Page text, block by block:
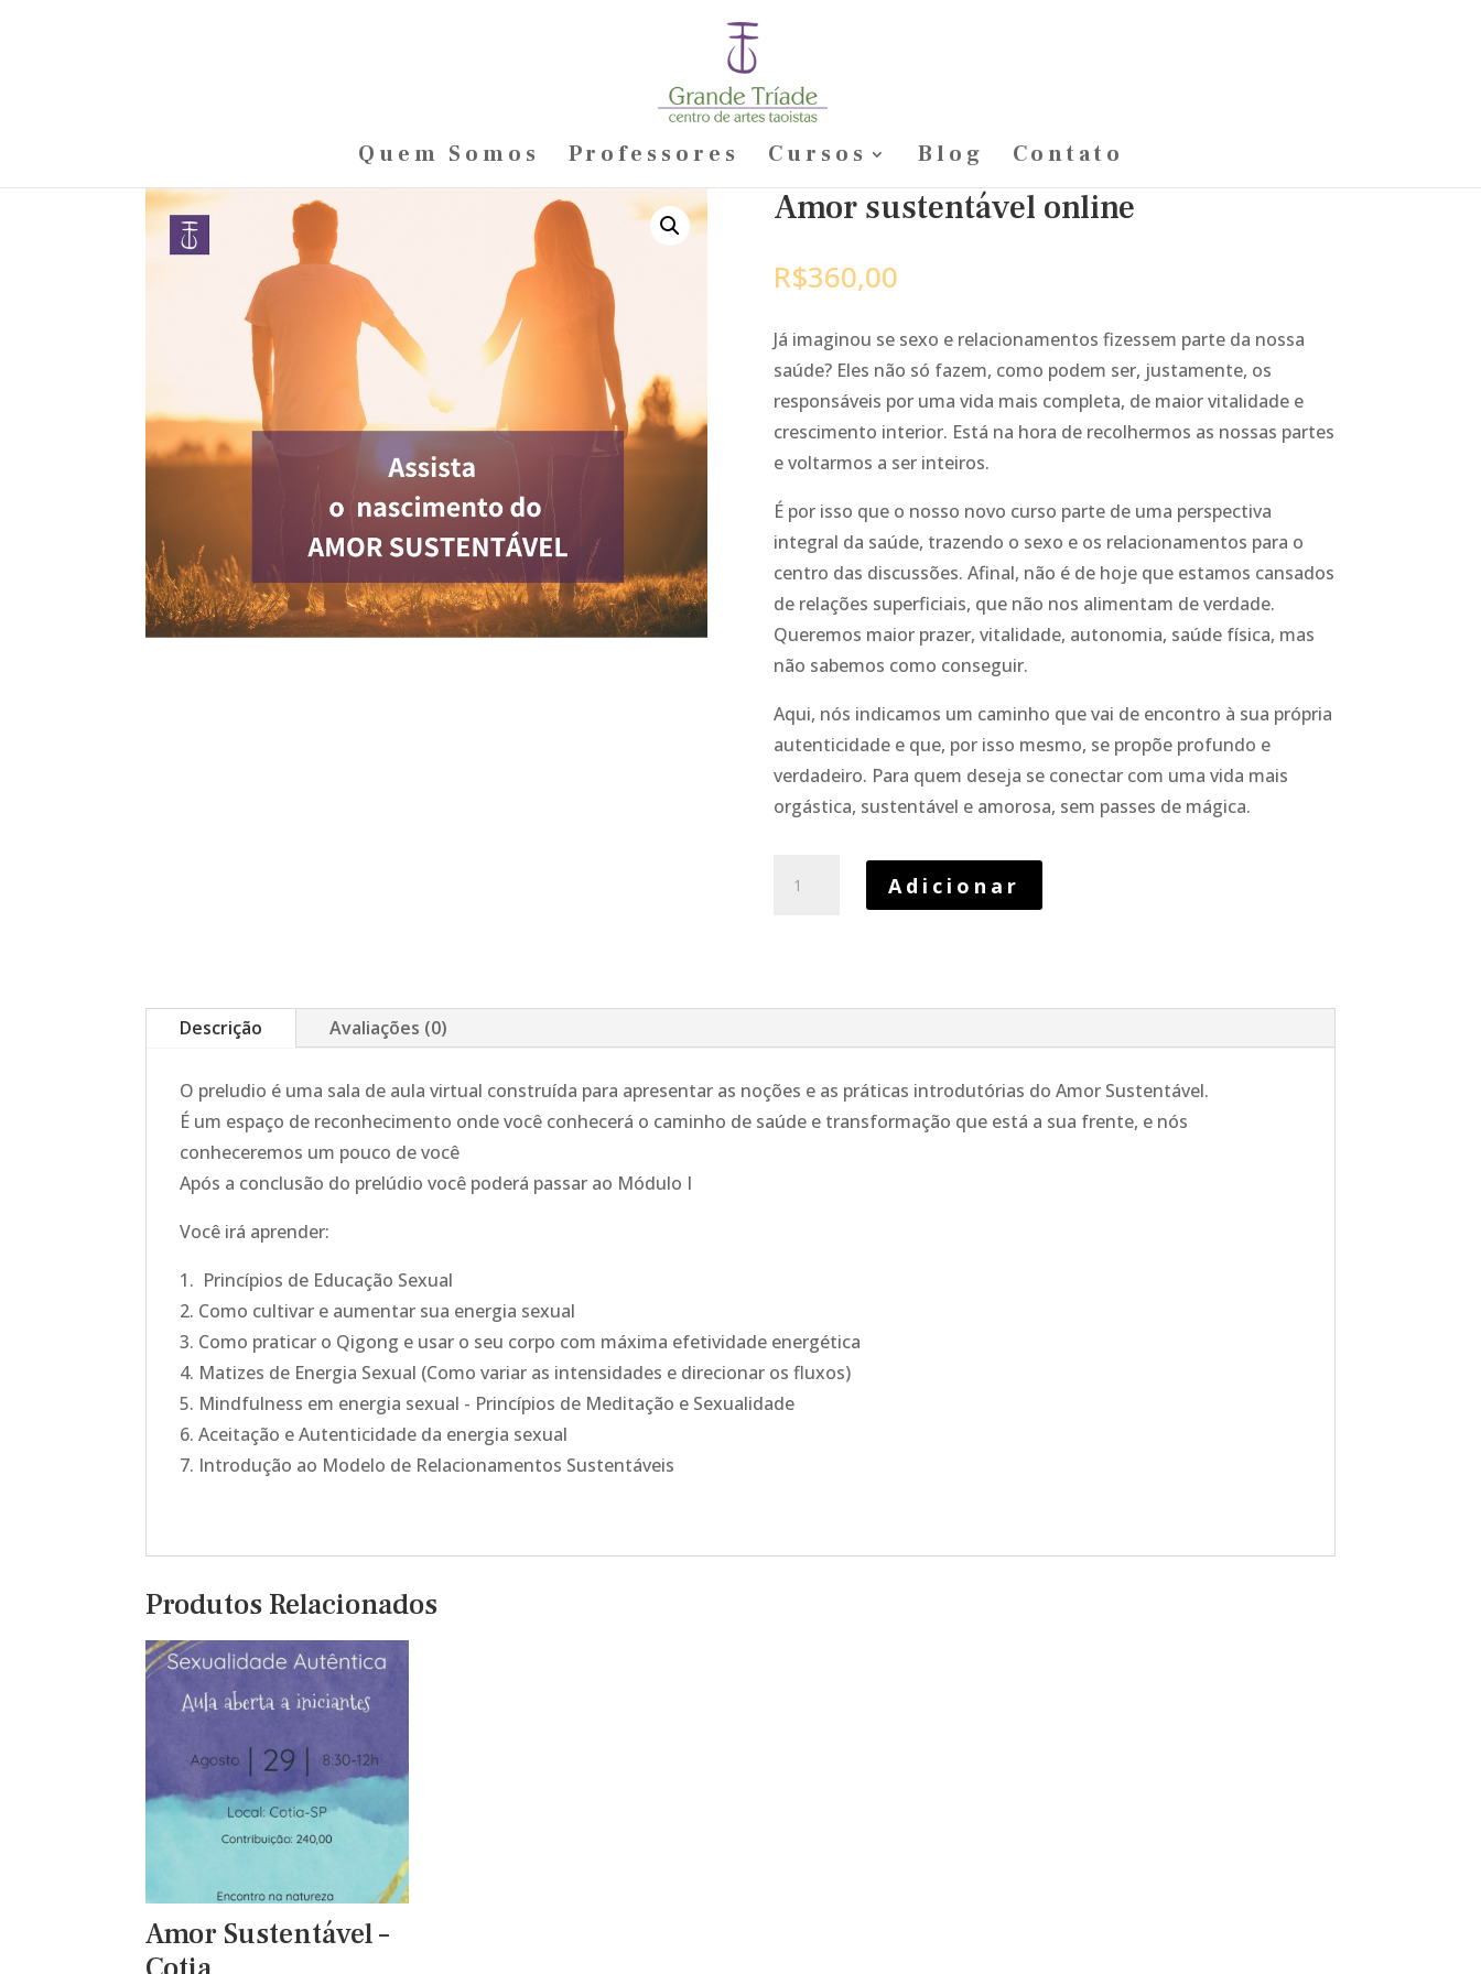
Quem Somos Professores Cursos Blog Contato
Amor sustentável online
R$360,00
Já imaginou se sexo e relacionamentos fizessem parte da nossa
saúde? Eles não só fazem, como podem ser, justamente, os
responsáveis por uma vida mais completa, de maior vitalidade e
crescimento interior. Está na hora de recolhermos as nossas partes
e voltarmos a ser inteiros.
É por isso que o nosso novo curso parte de uma perspectiva
integral da saúde, trazendo o sexo e os relacionamentos para o
centro das discussões. Afinal, não é de hoje que estamos cansados
de relações superficiais, que não nos alimentam de verdade.
Queremos maior prazer, vitalidade, autonomia, saúde física, mas
não sabemos como conseguir.
Aqui, nós indicamos um caminho que vai de encontro à sua própria
autenticidade e que, por isso mesmo, se propõe profundo e
verdadeiro. Para quem deseja se conectar com uma vida mais
orgástica, sustentável e amorosa, sem passes de mágica.
Quantidade
Adicionar
Descrição Avaliações (0)
O preludio é uma sala de aula virtual construída para apresentar as noções e as práticas introdutórias do Amor Sustentável.
É um espaço de reconhecimento onde você conhecerá o caminho de saúde e transformação que está a sua frente, e nós
conheceremos um pouco de você
Após a conclusão do prelúdio você poderá passar ao Módulo I
Você irá aprender:
1. Princípios de Educação Sexual
2. Como cultivar e aumentar sua energia sexual
3. Como praticar o Qigong e usar o seu corpo com máxima efetividade energética
4. Matizes de Energia Sexual (Como variar as intensidades e direcionar os fluxos)
5. Mindfulness em energia sexual - Princípios de Meditação e Sexualidade
6. Aceitação e Autenticidade da energia sexual
7. Introdução ao Modelo de Relacionamentos Sustentáveis
Produtos Relacionados
Amor Sustentável –